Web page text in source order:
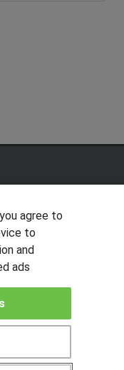
agree to
to
and
ads